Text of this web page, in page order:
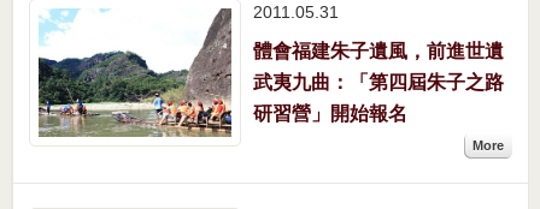
2011.05 31
體會福建朱子遺風，前進世遺
武夷九曲：「第四屆朱子之路
研習營」開始報名
More